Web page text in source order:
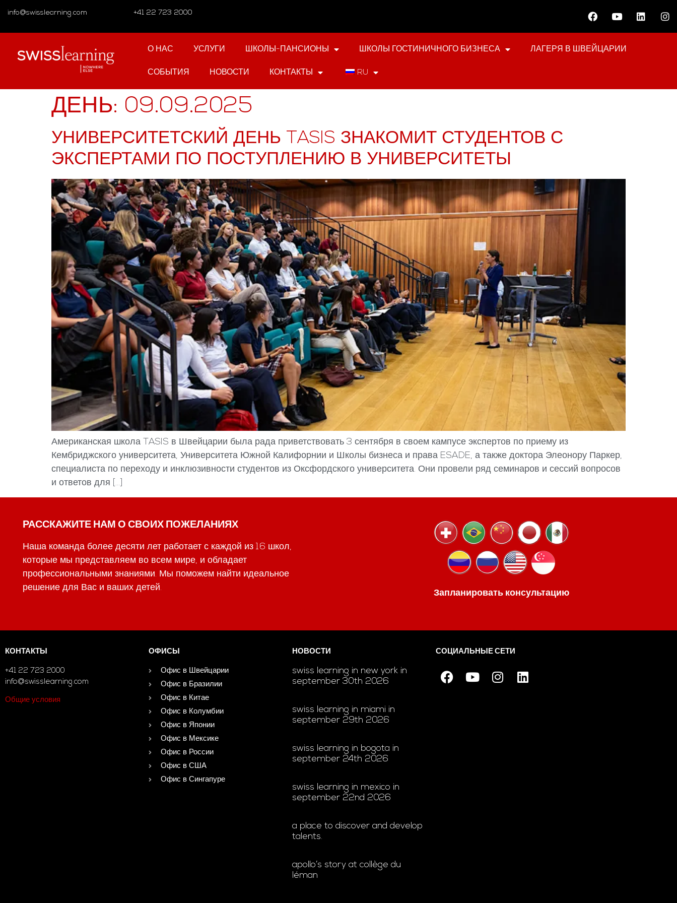
info@swisslearning.com +41 22 723 2000
О НАС УСЛУГИ ШКОЛЫ-ПАНСИОНЫ ШКОЛЫ ГОСТИНИЧНОГО БИЗНЕСА ЛАГЕРЯ В ШВЕЙЦАРИИ
СОБЫТИЯ НОВОСТИ КОНТАКТЫ RU
ДЕНЬ: 09.09.2025
УНИВЕРСИТЕТСКИЙ ДЕНЬ TASIS ЗНАКОМИТ СТУДЕНТОВ С
ЭКСПЕРТАМИ ПО ПОСТУПЛЕНИЮ В УНИВЕРСИТЕТЫ
Американская школа TASIS в Швейцарии была рада приветствовать 3 сентября в своем кампусе экспертов по приему из
Кембриджского университета, Университета Южной Калифорнии и Школы бизнеса и права ESADE, а также доктора Элеонору Паркер,
специалиста по переходу и инклюзивности студентов из Оксфордского университета. Они провели ряд семинаров и сессий вопросов
и ответов для […]
РАССКАЖИТЕ НАМ О СВОИХ ПОЖЕЛАНИЯХ
Наша команда более десяти лет работает с каждой из 16 школ,
которые мы представляем во всем мире, и обладает
профессиональными знаниями. Мы поможем найти идеальное
решение для Вас и ваших детей.
Запланировать консультацию
КОНТАКТЫ
+41 22 723 2000
info@swisslearning.com
Общие условия
ОФИСЫ
Офис в Швейцарии
Офис в Бразилии
Офис в Китае
Офис в Колумбии
Офис в Японии
Офис в Мексике
Офис в России
Офис в США
Офис в Сингапуре
НОВОСТИ
swiss learning in new york in
september 30th 2026
swiss learning in miami in
september 29th 2026
swiss learning in bogota in
september 24th 2026
swiss learning in mexico in
september 22nd 2026
a place to discover and develop
talents.
apollo’s story at collège du
léman
СОЦИАЛЬНЫЕ СЕТИ